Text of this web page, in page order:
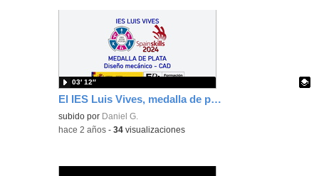
El IES Luis Vives, medalla de plata en la categoría "Diseño mecánico - CAD" de la Spainskills 2024
Contenido educativo.
subido por Daniel G.
03′ 12″
-hace 2 años -34 visualizaciones